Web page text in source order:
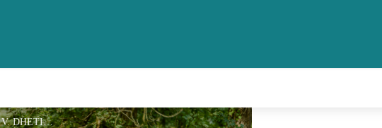
Randonnée équestre en forêt - V. DHETINE